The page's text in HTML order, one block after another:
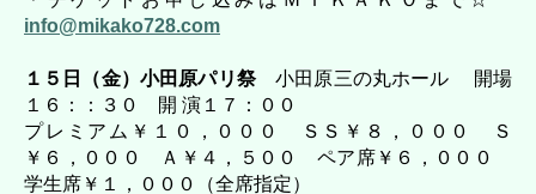
info@mikako728.com
１５日（金）小田原パリ祭小田原三の丸ホール 開場
１６：：３０ 開 演１７：００
プレミアム￥１０，０００ ＳＳ￥８，０００ Ｓ
￥６，０００ Ａ￥４，５００ ペア席￥６，０００
学生席￥１，０００（全席指定）